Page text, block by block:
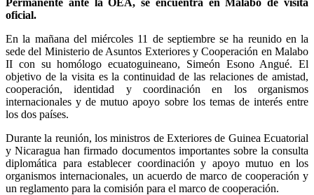
Permanente ante la OEA, se encuentra en Malabo de visita
oficial.
En la mañana del miércoles 11 de septiembre se ha reunido en la
sede del Ministerio de Asuntos Exteriores y Cooperación en Malabo
II con su homólogo ecuatoguineano, Simeón Esono Angué. El
objetivo de la visita es la continuidad de las relaciones de amistad,
cooperación, identidad y coordinación en los organismos
internacionales y de mutuo apoyo sobre los temas de interés entre
los dos países.
Durante la reunión, los ministros de Exteriores de Guinea Ecuatorial
y Nicaragua han firmado documentos importantes sobre la consulta
diplomática para establecer coordinación y apoyo mutuo en los
organismos internacionales, un acuerdo de marco de cooperación y
un reglamento para la comisión para el marco de cooperación.